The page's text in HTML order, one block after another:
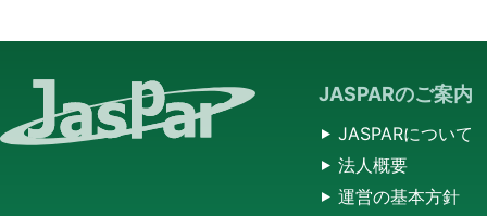
JASPARのご案内
JASPARについて
法人概要
運営の基本方針